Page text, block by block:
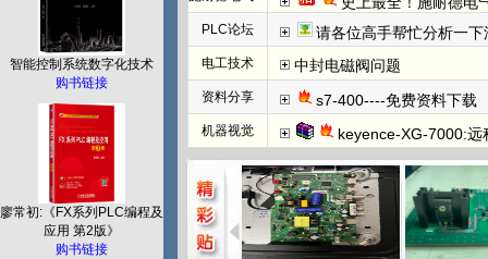
智能控制系统数字化技术
购书链接
廖常初:《FX系列PLC编程及
应用 第2版》
购书链接
PLC论坛 请各位高手帮忙分析一下汇川（
电工技术 中封电磁阀问题
资料分享 s7-400----免费资料下载
机器视觉 keyence-XG-7000:远